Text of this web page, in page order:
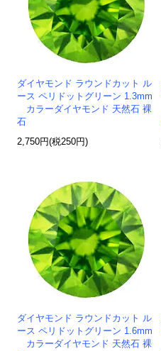
ダイヤモンド ラウンドカット ル
ース ペリドットグリーン 1.3mm
カラーダイヤモンド 天然石 裸
石
2,750円(税250円)
ダイヤモンド ラウンドカット ル
ース ペリドットグリーン 1.6mm
カラーダイヤモンド 天然石 裸